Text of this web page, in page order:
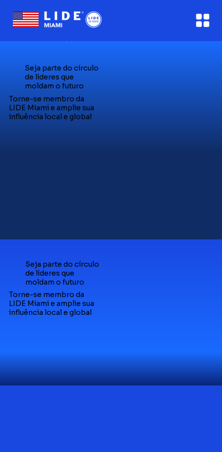
Seja parte do círculo
de líderes que
moldam o futuro
Torne-se membro da
LIDE Miami e amplie sua
influência local e global
Seja parte do círculo
de líderes que
moldam o futuro
Torne-se membro da
LIDE Miami e amplie sua
influência local e global